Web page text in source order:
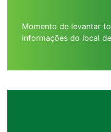
Momento de levantar
informações do local